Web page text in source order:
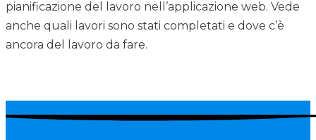
pianificazione del lavoro nell’applicazione web. Vede
anche quali lavori sono stati completati e dove c’è
ancora del lavoro da fare.